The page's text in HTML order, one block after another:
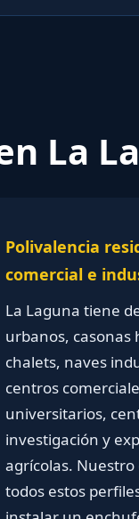
La
Polivalencia
comercial e
La Laguna tiene
urbanos, casonas
chalets, naves
centros
universitarios,
investigación y
agrícolas. Nuestro
todos estos